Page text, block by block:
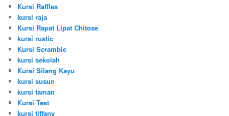
Kursi Raffles
kursi raja
Kursi Rapat Lipat Chitose
kursi rustic
Kursi Scramble
kursi sekolah
Kursi Silang Kayu
kursi susun
kursi taman
Kursi Test
kursi tiffany